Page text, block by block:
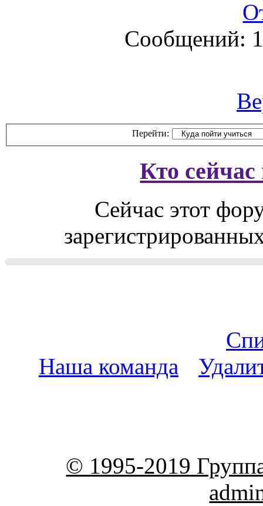
Сообщений:
Перейти:
Кто
Сейчас этот
Наша команда
© 1995-2019